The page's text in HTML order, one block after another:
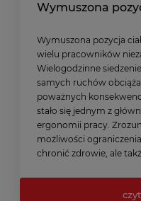
Wymuszona
Wymuszona pozycja
wielu pracowników
Wielogodzinne
samych ruchów
poważnych
stało się jednym z
ergonomii pracy.
możliwości
chronić zdrowie, ale